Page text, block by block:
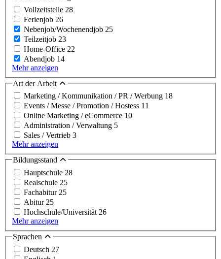
Vollzeitstelle 28
Ferienjob 26
Nebenjob/Wochenendjob 25
Teilzeitjob 23
Home-Office 22
Abendjob 14
Mehr anzeigen
Art der Arbeit
Marketing / Kommunikation / PR / Werbung 18
Events / Messe / Promotion / Hostess 11
Online Marketing / eCommerce 10
Administration / Verwaltung 5
Sales / Vertrieb 3
Mehr anzeigen
Bildungsstand
Hauptschule 28
Realschule 25
Fachabitur 25
Abitur 25
Hochschule/Universität 26
Mehr anzeigen
Sprachen
Deutsch 27